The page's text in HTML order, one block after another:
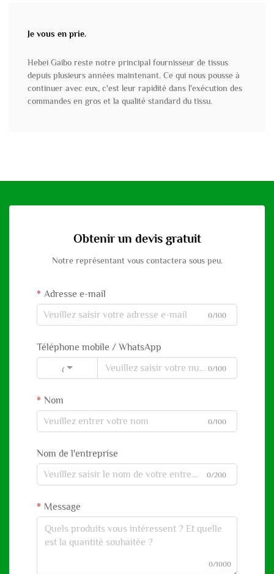
Je vous en prie.
Hebei Gaibo reste notre principal fournisseur de tissus
depuis plusieurs années maintenant. Ce qui nous pousse à
continuer avec eux, c'est leur rapidité dans l'exécution des
commandes en gros et la qualité standard du tissu.
Obtenir un devis gratuit
Notre représentant vous contactera sous peu.
Adresse e-mail
0/100
Téléphone mobile / WhatsApp
Code 0/100
Nom
0/100
Nom de l'entreprise
0/200
Message
0/1000